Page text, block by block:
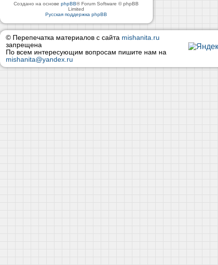
Создано на основеphpBB® Forum Software © phpBB
Limited
Русская поддержка phpBB
© Перепечатка материалов с сайта mishanita.ru
запрещена
По всем интересующим вопросам пишите нам на
mishanita@yandex.ru